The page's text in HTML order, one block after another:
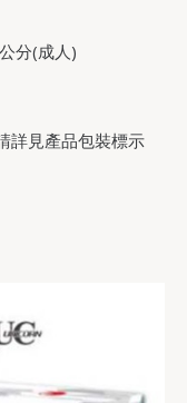
分(成人)
詳見產品包裝標示